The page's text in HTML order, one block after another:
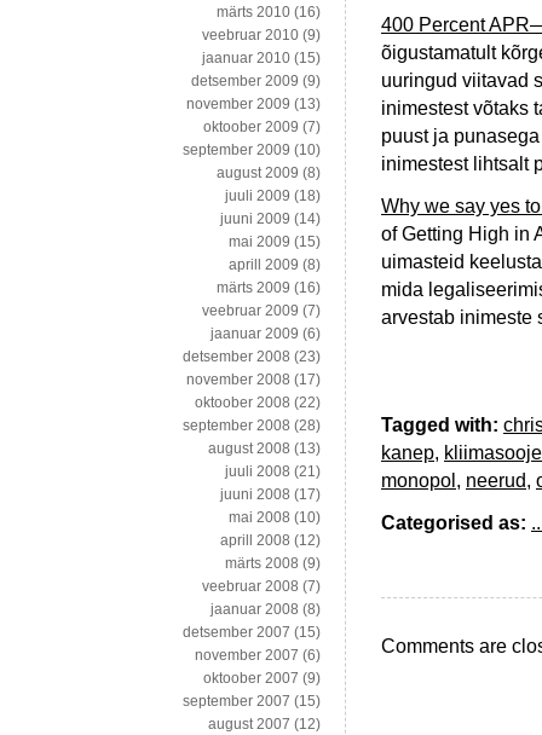
400 Percent
õigustamatult
uuringud viitavad
inimestest võtaks
puust ja
inimestest lihtsalt
Why we say yes
of Getting High in
uimasteid
mida
arvestab inimeste
Tagged with:
kanep,
monopol, neerud,
Categorised as:
Comments are
märts 2010 (16)
veebruar 2010 (9)
jaanuar 2010 (15)
detsember 2009 (9)
november 2009 (13)
oktoober 2009 (7)
september 2009 (10)
august 2009 (8)
juuli 2009 (18)
juuni 2009 (14)
mai 2009 (15)
aprill 2009 (8)
märts 2009 (16)
veebruar 2009 (7)
jaanuar 2009 (6)
detsember 2008 (23)
november 2008 (17)
oktoober 2008 (22)
september 2008 (28)
august 2008 (13)
juuli 2008 (21)
juuni 2008 (17)
mai 2008 (10)
aprill 2008 (12)
märts 2008 (9)
veebruar 2008 (7)
jaanuar 2008 (8)
detsember 2007 (15)
november 2007 (6)
oktoober 2007 (9)
september 2007 (15)
august 2007 (12)